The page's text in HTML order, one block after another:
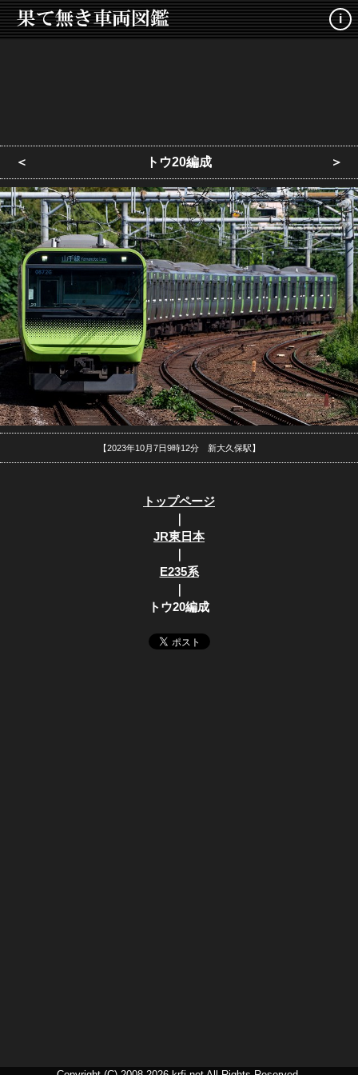
i
＜ トウ20編成 ＞
【2023年10月7日9時12分 新大久保駅】
トップページ
｜
JR東日本
｜
E235系
｜
トウ20編成